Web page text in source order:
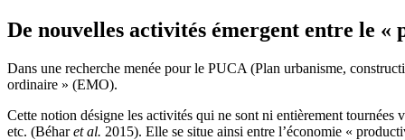
De nouvelles activités émergent entre le «
Dans une recherche menée pour le PUCA (Plan urbanisme,
ordinaire » (EMO).
Cette notion désigne les activités qui ne sont ni entièrement tournées
etc. (Béharet al. 2015). Elle se situe ainsi entre l’économie «